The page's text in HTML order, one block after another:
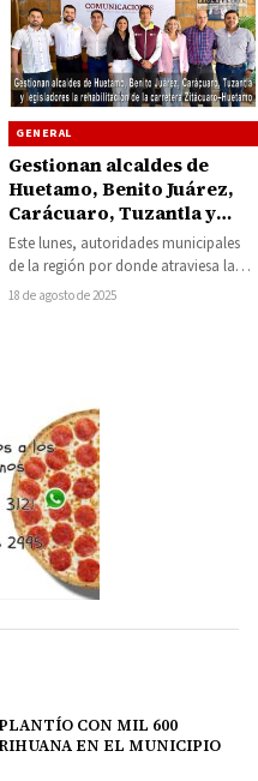
GENERAL
Gestionan alcaldes de
Huetamo, Benito Juárez,
Carácuaro, Tuzantla y
legisladores la
rehabilitación de la
carretera Zitácuaro–
Huetamo
Este lunes, autoridades municipales
de la región por donde atraviesa la
carretera federal 51 Zitácuaro–Ciudad
18 de agosto de 2025
CON MIL 600
EN EL MUNICIPIO